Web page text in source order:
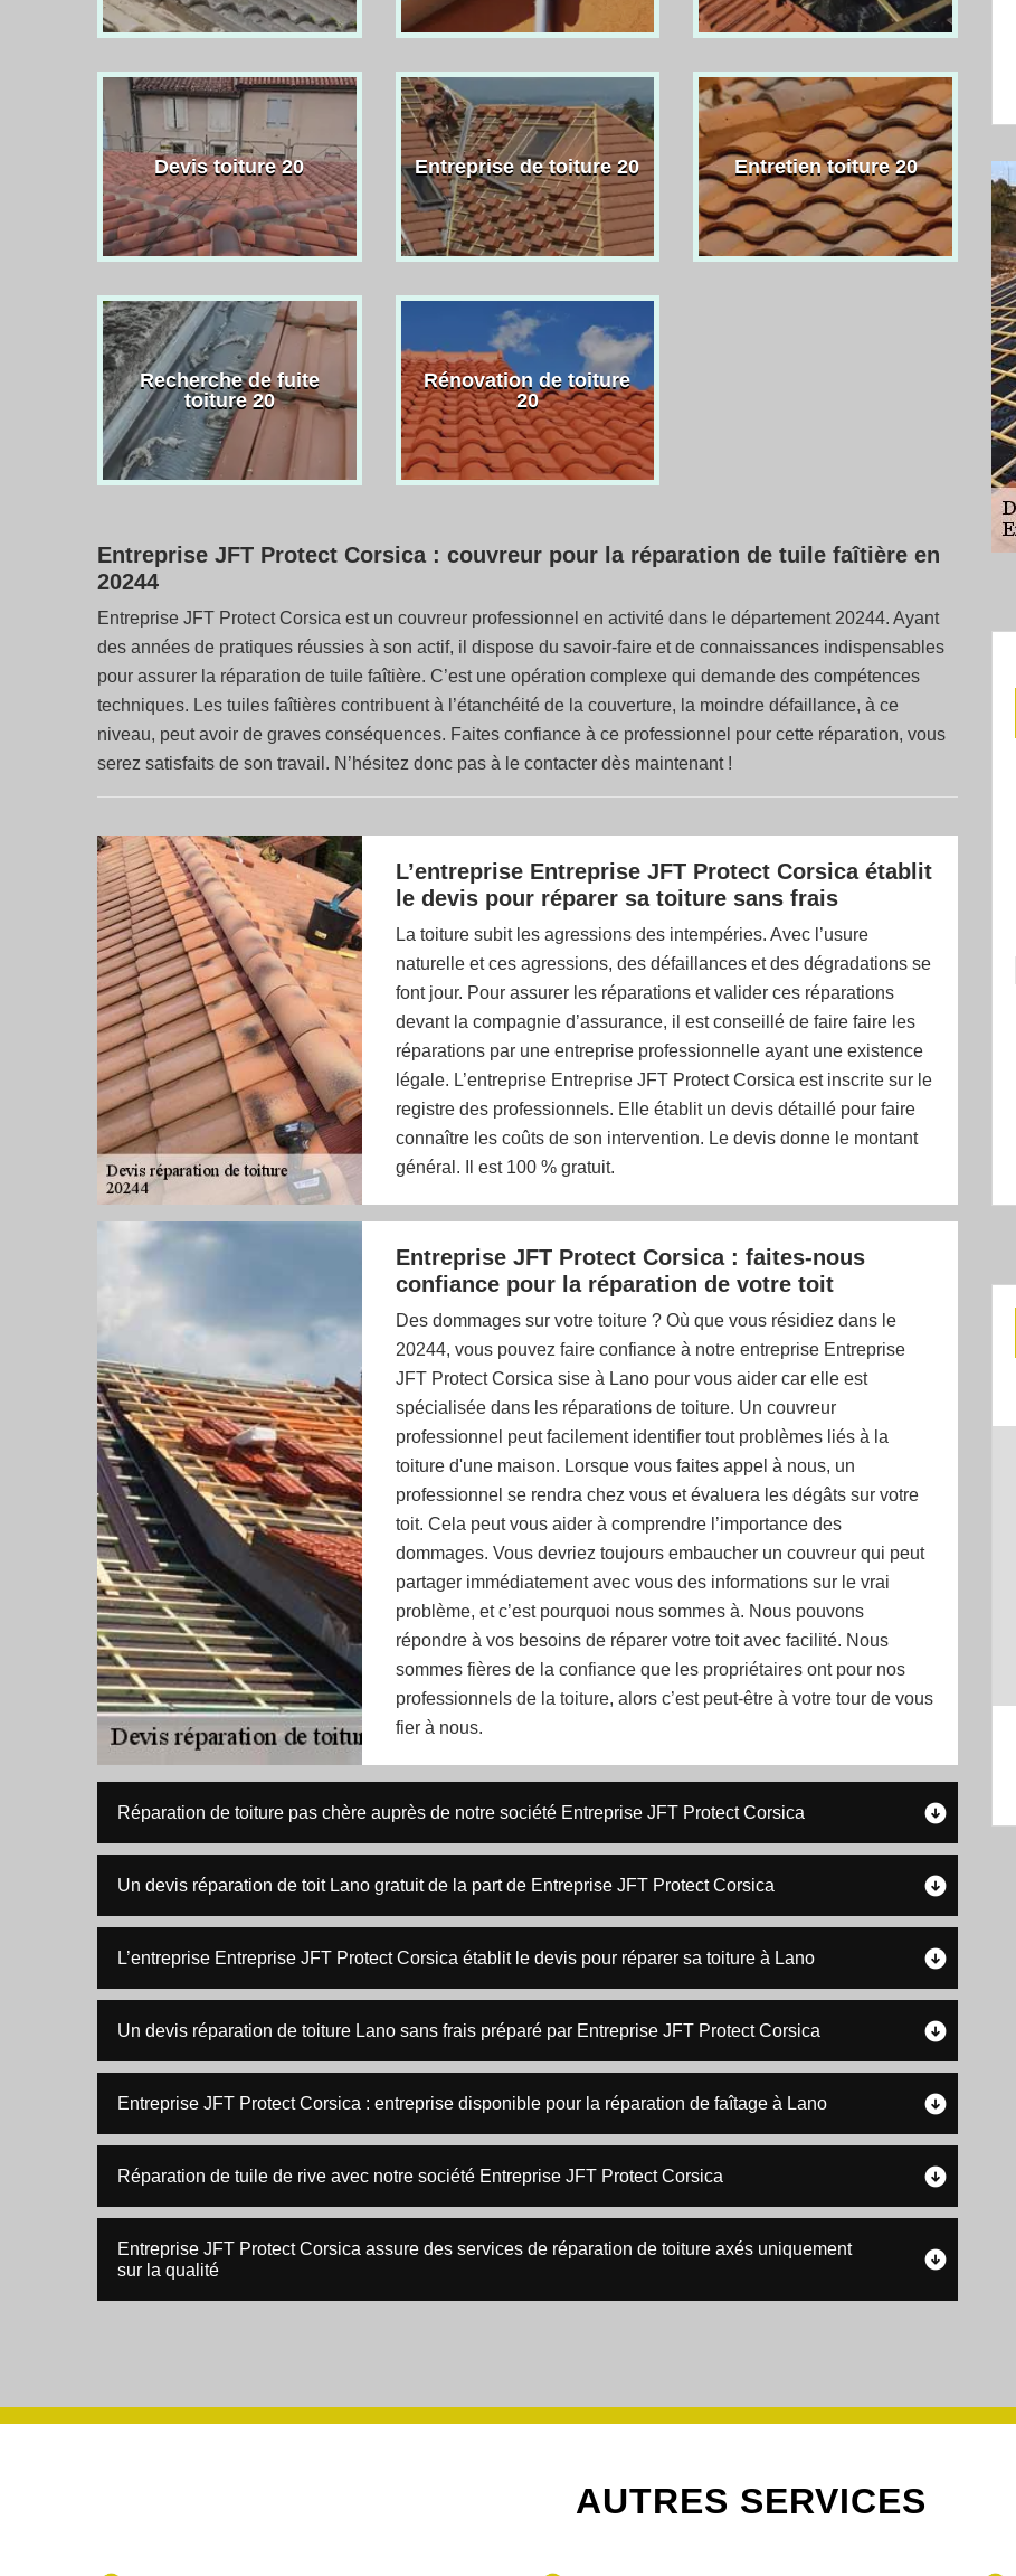
Devis toiture 20 Entreprise de toiture 20 Entretien toiture 20
Recherche de fuite
toiture 20
Rénovation de toiture
20
Entreprise JFT Protect Corsica : couvreur pour la réparation de tuile faîtière en
20244
Entreprise JFT Protect Corsica est un couvreur professionnel en activité dans le département 20244. Ayant
des années de pratiques réussies à son actif, il dispose du savoir-faire et de connaissances indispensables
pour assurer la réparation de tuile faîtière. C’est une opération complexe qui demande des compétences
techniques. Les tuiles faîtières contribuent à l’étanchéité de la couverture, la moindre défaillance, à ce
niveau, peut avoir de graves conséquences. Faites confiance à ce professionnel pour cette réparation, vous
serez satisfaits de son travail. N’hésitez donc pas à le contacter dès maintenant !
L’entreprise Entreprise JFT Protect Corsica établit
le devis pour réparer sa toiture sans frais
La toiture subit les agressions des intempéries. Avec l’usure
naturelle et ces agressions, des défaillances et des dégradations se
font jour. Pour assurer les réparations et valider ces réparations
devant la compagnie d’assurance, il est conseillé de faire faire les
réparations par une entreprise professionnelle ayant une existence
légale. L’entreprise Entreprise JFT Protect Corsica est inscrite sur le
registre des professionnels. Elle établit un devis détaillé pour faire
connaître les coûts de son intervention. Le devis donne le montant
général. Il est 100 % gratuit.
Entreprise JFT Protect Corsica : faites-nous
confiance pour la réparation de votre toit
Des dommages sur votre toiture ? Où que vous résidiez dans le
20244, vous pouvez faire confiance à notre entreprise Entreprise
JFT Protect Corsica sise à Lano pour vous aider car elle est
spécialisée dans les réparations de toiture. Un couvreur
professionnel peut facilement identifier tout problèmes liés à la
toiture d'une maison. Lorsque vous faites appel à nous, un
professionnel se rendra chez vous et évaluera les dégâts sur votre
toit. Cela peut vous aider à comprendre l’importance des
dommages. Vous devriez toujours embaucher un couvreur qui peut
partager immédiatement avec vous des informations sur le vrai
problème, et c’est pourquoi nous sommes à. Nous pouvons
répondre à vos besoins de réparer votre toit avec facilité. Nous
sommes fières de la confiance que les propriétaires ont pour nos
professionnels de la toiture, alors c’est peut-être à votre tour de vous
fier à nous.
Réparation de toiture pas chère auprès de notre société Entreprise JFT Protect Corsica
Un devis réparation de toit Lano gratuit de la part de Entreprise JFT Protect Corsica
L’entreprise Entreprise JFT Protect Corsica établit le devis pour réparer sa toiture à Lano
Un devis réparation de toiture Lano sans frais préparé par Entreprise JFT Protect Corsica
Entreprise JFT Protect Corsica : entreprise disponible pour la réparation de faîtage à Lano
Réparation de tuile de rive avec notre société Entreprise JFT Protect Corsica
Entreprise JFT Protect Corsica assure des services de réparation de toiture axés uniquement
sur la qualité
AUTRES SERVICES